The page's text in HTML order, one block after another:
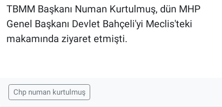
TBMM Başkanı Numan Kurtulmuş, dün MHP
Genel Başkanı Devlet Bahçeli'yi Meclis'teki
makamında ziyaret etmişti.
Chp numan kurtulmuş